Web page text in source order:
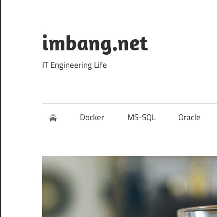
content
imbang.net
IT Engineering Life
홈 Docker MS-SQL Oracle